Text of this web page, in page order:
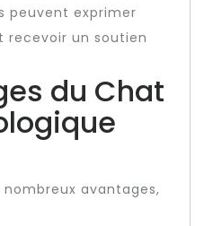
peuvent exprimer
recevoir un soutien
du Chat
avantages,